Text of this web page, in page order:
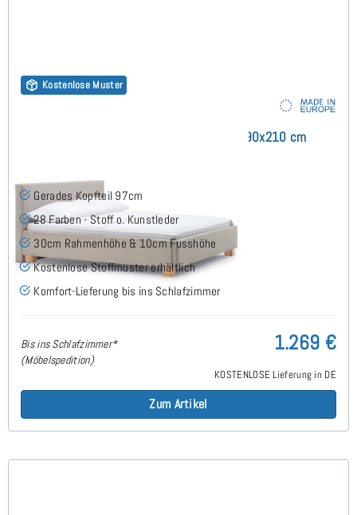
Kostenlose Muster
Madrid Polsterbett mit Bettkasten 90x210 cm
Gerades Kopfteil 97cm
28 Farben - Stoff o. Kunstleder
30cm Rahmenhöhe & 10cm Fusshöhe
Kostenlose Stoffmuster erhältlich
Komfort-Lieferung bis ins Schlafzimmer
Bis ins Schlafzimmer*
(Möbelspedition)
1.269 €
KOSTENLOSE Lieferung in DE
Zum Artikel